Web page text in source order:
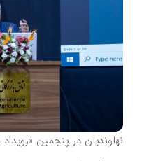
نهاوندیان در پنجمین